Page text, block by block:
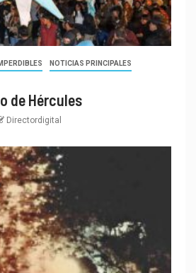
NOTICIAS PRINCIPALES
de Hércules
Directordigital